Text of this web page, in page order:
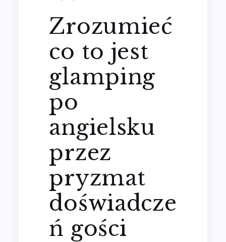
Zrozumieć
co to jest
glamping
po
angielsku
przez
pryzmat
doświadcze
ń gości